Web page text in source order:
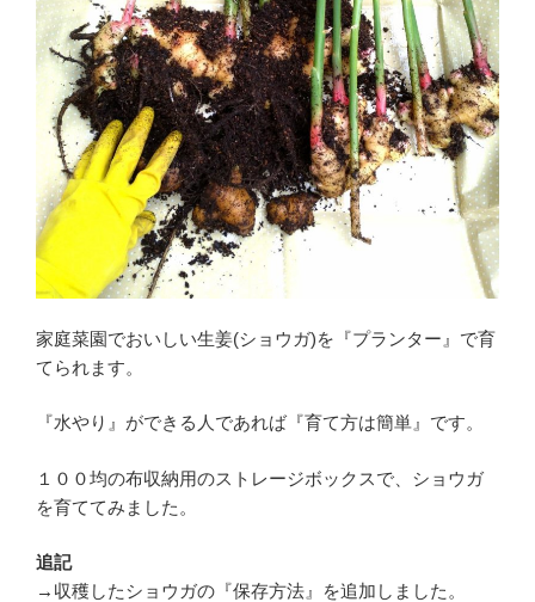
り
た
い！
パ
ッ
ョ
ン
フ
ル
ラ
タ
ー
培”
家庭菜園でおいしい生姜(ショウガ)を『プランター』で育
てられます。
『水やり』ができる人であれば『育て方は簡単』です。
１００均の布収納用のストレージボックスで、ショウガ
を育ててみました。
追記
→ 収穫したショウガの『保存方法』を追加しました。